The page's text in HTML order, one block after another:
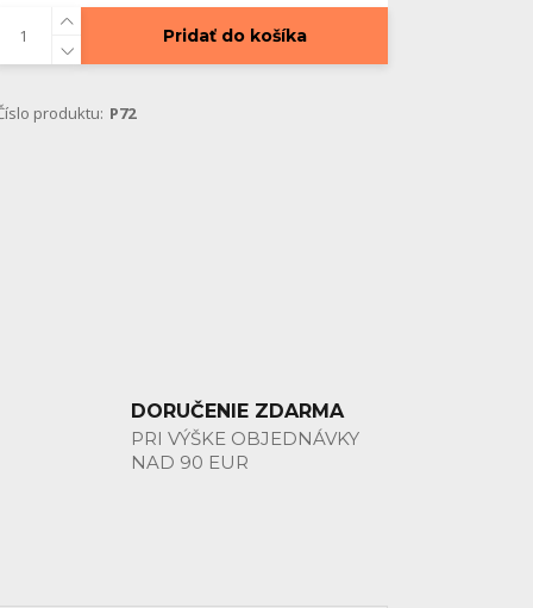
Pridať do košíka
produktu: P72
DORUČENIE ZDARMA
PRI VÝŠKE OBJEDNÁVKY
NAD 90 EUR